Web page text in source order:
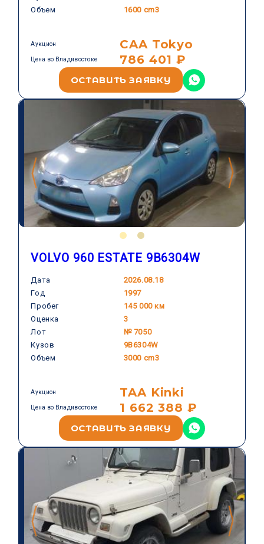
Объем
1600 cm3
CAA Tokyo
Аукцион
786 401 ₽
Цена во Владивостоке
ОСТАВИТЬ ЗАЯВКУ
VOLVO 960 ESTATE 9B6304W
Дата
2026.08.18
Год
1997
Пробег
145 000 км
Оценка
3
Лот
№ 7050
Кузов
9B6304W
Объем
3000 cm3
VOLVO
TAA Kinki
Аукцион
1 662 388 ₽
Цена во Владивостоке
ОСТАВИТЬ ЗАЯВКУ